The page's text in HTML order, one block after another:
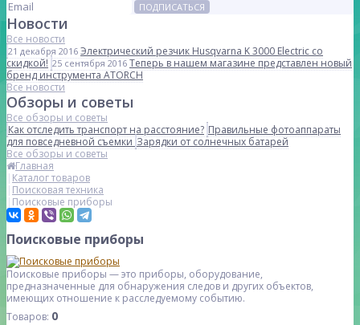
ПОДПИСАТЬСЯ
Новости
Все новости
21 декабря 2016 Электрический резчик Husqvarna K 3000 Electric со
скидкой! 25 сентября 2016 Теперь в нашем магазине представлен новый
бренд инструмента ATORCH
Все новости
Обзоры и советы
Все обзоры и советы
Как отследить транспорт на расстояние? Правильные фотоаппараты
для повседневной съемкиЗарядки от солнечных батарей
Все обзоры и советы
Главная
Каталог товаров
Поисковая техника
Поисковые приборы
Поисковые приборы
Поисковые приборы — это приборы, оборудование,
предназначенные для обнаружения следов и других объектов,
имеющих отношение к расследуемому событию.
Товаров: 0